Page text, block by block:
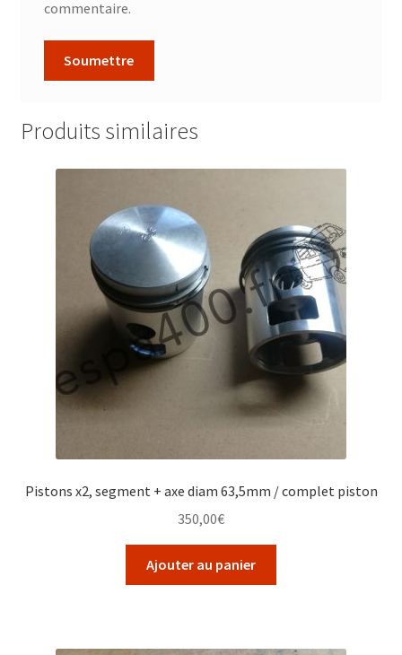
commentaire.
Produits similaires
Pistons x2, segment + axe diam 63,5mm / complet piston
350,00€
Ajouter au panier